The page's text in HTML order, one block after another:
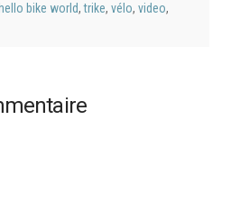
hello bike world,trike,vélo,video,